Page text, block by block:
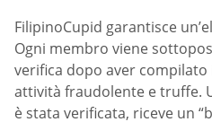
FilipinoCupid garantisce
Ogni membro viene
verifica dopo aver
attività fraudolente e truffe.
è stata verificata, riceve un